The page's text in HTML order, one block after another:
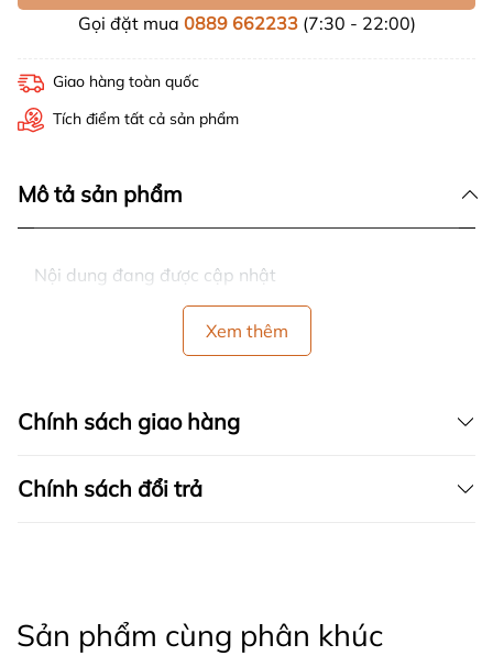
Gọi đặt mua 0889 662233(7:30 - 22:00)
Giao hàng toàn quốc
Tích điểm tất cả sản phẩm
Mô tả sản phẩm
Nội dung đang được cập nhật
Xem thêm
Chính sách giao hàng
Chính sách đổi trả
Sản phẩm cùng phân khúc